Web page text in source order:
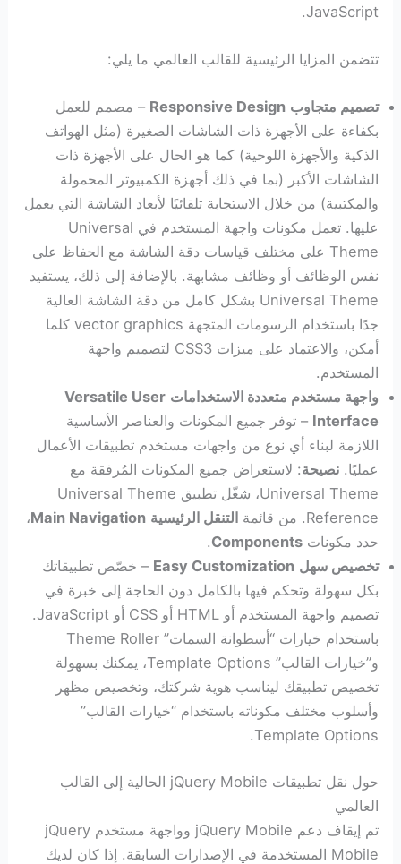
JavaScript.
تتضمن المزايا الرئيسية للقالب العالمي ما يلي:
تصميم متجاوب Responsive Design – مصمم للعمل
بكفاءة على الأجهزة ذات الشاشات الصغيرة (مثل الهواتف
الذكية والأجهزة اللوحية) كما هو الحال على الأجهزة ذات
الشاشات الأكبر (بما في ذلك أجهزة الكمبيوتر المحمولة
والمكتبية) من خلال الاستجابة تلقائيًا لأبعاد الشاشة التي يعمل
عليها. تعمل مكونات واجهة المستخدم في Universal
Theme على مختلف قياسات دقة الشاشة مع الحفاظ على
نفس الوظائف أو وظائف مشابهة. بالإضافة إلى ذلك، يستفيد
Universal Theme بشكل كامل من دقة الشاشة العالية
جدًا باستخدام الرسومات المتجهة vector graphics كلما
أمكن، والاعتماد على ميزات CSS3 لتصميم واجهة
المستخدم.
واجهة مستخدم متعددة الاستخدامات Versatile User
Interface – توفر جميع المكونات والعناصر الأساسية
اللازمة لبناء أي نوع من واجهات مستخدم تطبيقات الأعمال
عمليًا.نصيحة: لاستعراض جميع المكونات المُرفقة مع
Universal Theme، شغّل تطبيق Universal Theme
Reference. من قائمة
التنقل الرئيسية Main Navigation،
حدد مكوناتComponents
.
تخصيص سهل Easy Customization – خصّص تطبيقاتك
بكل سهولة وتحكم فيها بالكامل دون الحاجة إلى خبرة في
تصميم واجهة المستخدم أو HTML أو CSS أو JavaScript.
باستخدام خيارات “أسطوانة السمات” Theme Roller
و”خيارات القالب” Template Options، يمكنك بسهولة
تخصيص تطبيقك ليناسب هوية شركتك، وتخصيص مظهر
وأسلوب مختلف مكوناته باستخدام “خيارات القالب”
Template Options.
حول نقل تطبيقات jQuery Mobile الحالية إلى القالب
العالمي
تم إيقاف دعم jQuery Mobile وواجهة مستخدم jQuery
Mobile المستخدمة في الإصدارات السابقة. إذا كان لديك